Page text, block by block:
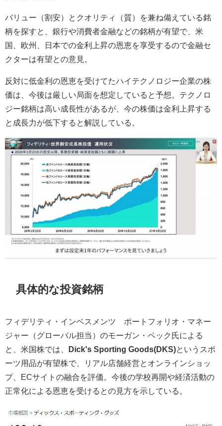
バリュー（割安）とクオリティ（質）を兼ね備えている銘
柄を探すと、銀行や消費者金融などの銘柄が有望で、米
国、欧州、日本での金利上昇の恩恵を享受するので金融セ
クターは有望との意見。
反対に低金利の恩恵を受けてたハイテクノロジー企業の株
価は、今後は厳しい局面を想定していると予想。テクノロ
ジー銘柄は高い成長性があるが、今の株価は金利上昇する
と成長力が低下すると解説している。
具体的な投資銘柄
フィデリティ・インベスメンツ ポートフォリオ・マネー
ジャー（グローバル担当）のモーガン・ペック氏による
と、米国株では、
Dick's Sporting Goods(DKS)というスポ
ーツ用品が有望株で、リアル店舗経営とオンラインショッ
プ、ECサイトの融合を評価。今後の学校再開や経済活動の
正常化による恩恵を受けるとの見方を示している。